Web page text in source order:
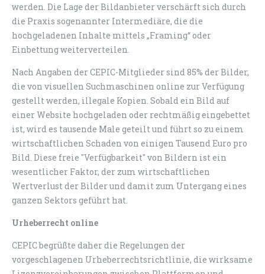
werden. Die Lage der Bildanbieter verschärft sich durch
die Praxis sogenannter Intermediäre, die die
hochgeladenen Inhalte mittels „Framing“ oder
Einbettung weiterverteilen.
Nach Angaben der CEPIC-Mitglieder sind 85% der Bilder,
die von visuellen Suchmaschinen online zur Verfügung
gestellt werden, illegale Kopien. Sobald ein Bild auf
einer Website hochgeladen oder rechtmäßig eingebettet
ist, wird es tausende Male geteilt und führt so zu einem
wirtschaftlichen Schaden von einigen Tausend Euro pro
Bild. Diese freie "Verfügbarkeit" von Bildern ist ein
wesentlicher Faktor, der zum wirtschaftlichen
Wertverlust der Bilder und damit zum Untergang eines
ganzen Sektors geführt hat.
Urheberrecht online
CEPIC begrüßte daher die Regelungen der
vorgeschlagenen Urheberrechtsrichtlinie, die wirksame